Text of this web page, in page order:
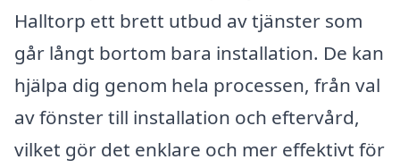
Halltorp ett brett utbud av tjänster som
går långt bortom bara installation. De kan
hjälpa dig genom hela processen, från val
av fönster till installation och eftervård,
vilket gör det enklare och mer effektivt för